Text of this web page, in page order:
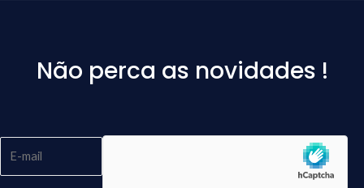
Não perca as novidades !